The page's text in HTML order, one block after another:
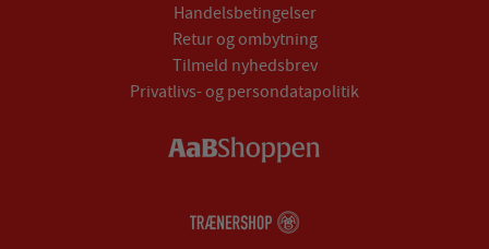
Handelsbetingelser
Retur og ombytning
Tilmeld nyhedsbrev
Privatlivs- og persondatapolitik